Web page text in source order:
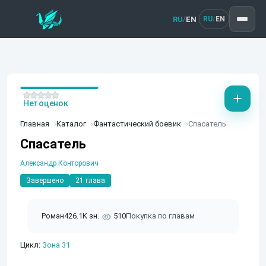
RU/EN RU/ EN
Главная Каталог Фантастический боевик Спасатель
Спасатель
Александр Конторович
Завершено 21 глава
Роман426.1K зн. 510Покупка по главам
Цикл: Зона 31
Нет оценок